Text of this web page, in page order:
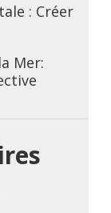
: Créer
Mer: